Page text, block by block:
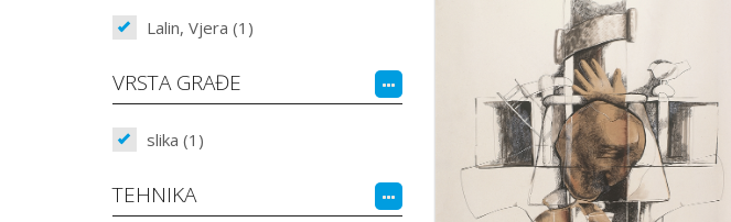
Lalin, Vjera (1)
VRSTA GRAĐE
slika (1)
TEHNIKA